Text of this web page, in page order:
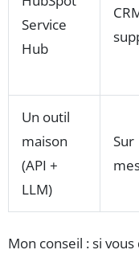
Service
Hub
Un outil
maison
(API +
LLM)
Sur
Mon conseil : si